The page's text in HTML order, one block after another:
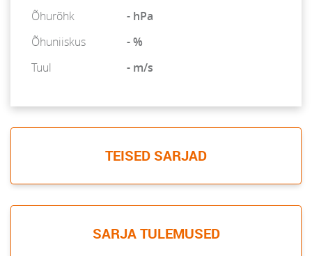
Õhurõhk
- hPa
Õhuniiskus
- %
Tuul
- m/s
TEISED SARJAD
SARJA TULEMUSED